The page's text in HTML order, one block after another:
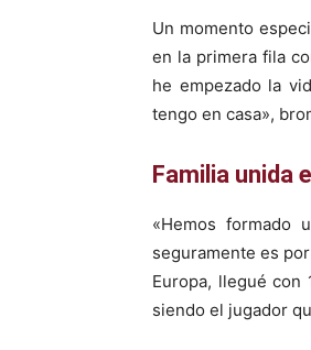
Un momento
en la primera fila
he empezado la
tengo en casa»,
Familia unida
«Hemos
seguramente es
Europa, llegué con
siendo el jugador